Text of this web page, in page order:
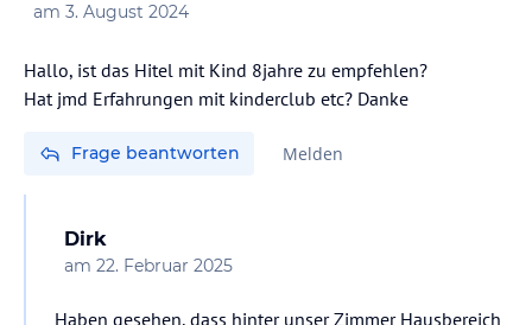
am 3. August 2024
Hallo, ist das Hitel mit Kind 8jahre zu empfehlen?
Hat jmd Erfahrungen mit kinderclub etc? Danke
Frage beantworten Melden
Dirk
am 22. Februar 2025
Haben gesehen, dass hinter unser Zimmer Hausbereich